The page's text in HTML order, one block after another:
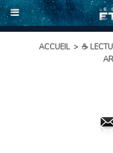
ACCUEIL > ☕